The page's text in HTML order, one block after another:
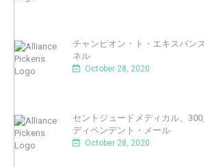
チャンピオン・ト・エキスパン
ネル
October 28, 2020
セントジュードメディカル、
ディペンデント・メール
October 28, 2020